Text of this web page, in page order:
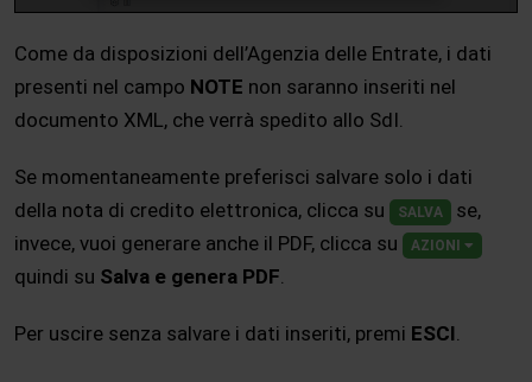
Come da disposizioni dell’Agenzia delle Entrate, i dati
presenti nel campo NOTE non saranno inseriti nel
documento XML, che verrà spedito allo SdI.
Se momentaneamente preferisci salvare solo i dati
della nota di credito elettronica, clicca su
SALVA
se,
invece, vuoi generare anche il PDF, clicca su
AZIONI
quindi su Salva e genera PDF
Per uscire senza salvare i dati inseriti, premi ESCI